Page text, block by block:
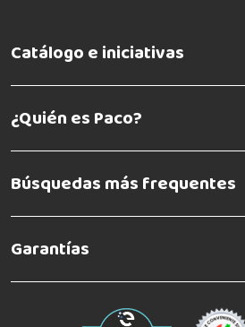
Catálogo e iniciativas
¿Quién es Paco?
Búsquedas más frequentes
Garantías